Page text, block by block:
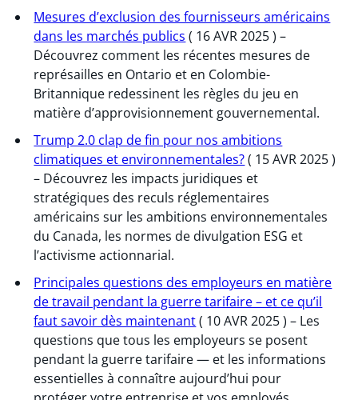
Mesures d’exclusion des fournisseurs américains
dans les marchés publics ( 16 AVR 2025 ) –
Découvrez comment les récentes mesures de
représailles en Ontario et en Colombie-
Britannique redessinent les règles du jeu en
matière d’approvisionnement gouvernemental.
Trump 2.0 clap de fin pour nos ambitions
climatiques et environnementales?( 15 AVR 2025 )
– Découvrez les impacts juridiques et
stratégiques des reculs réglementaires
américains sur les ambitions environnementales
du Canada, les normes de divulgation ESG et
l’activisme actionnarial.
Principales questions des employeurs en matière
de travail pendant la guerre tarifaire – et ce qu’il
faut savoir dès maintenant( 10 AVR 2025 ) – Les
questions que tous les employeurs se posent
pendant la guerre tarifaire — et les informations
essentielles à connaître aujourd’hui pour